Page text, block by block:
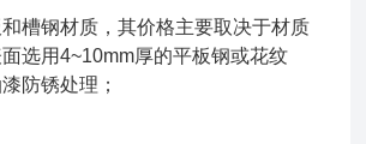
槽钢材质，其价格主要取决于材质
选用4~10mm厚的平板钢或花纹
防锈处理；